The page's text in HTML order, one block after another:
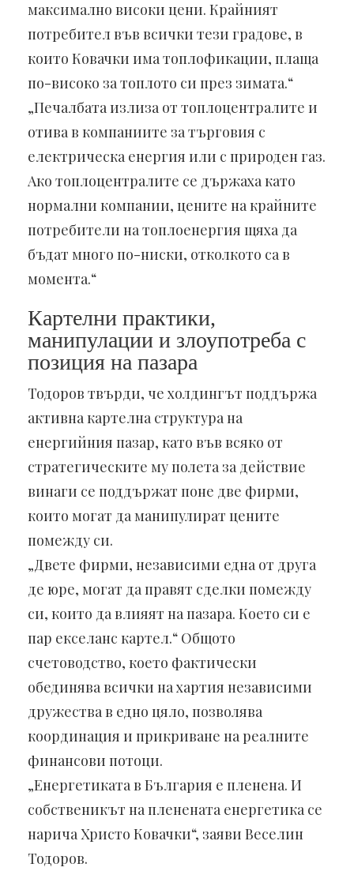
максимално високи цени. Крайният
потребител във всички тези градове, в
които Ковачки има топлофикации, плаща
по-високо за топлото си през зимата.“
„Печалбата излиза от топлоцентралите и
отива в компаниите за търговия с
електрическа енергия или с природен газ.
Ако топлоцентралите се държаха като
нормални компании, цените на крайните
потребители на топлоенергия щяха да
бъдат много по-ниски, отколкото са в
момента.“
Картелни практики,
манипулации и злоупотреба с
позиция на пазара
Тодоров твърди, че холдингът поддържа
активна картелна структура на
енергийния пазар, като във всяко от
стратегическите му полета за действие
винаги се поддържат поне две фирми,
които могат да манипулират цените
помежду си.
„Двете фирми, независими една от друга
де юре, могат да правят сделки помежду
си, които да влияят на пазара. Което си е
пар екселанс картел.“ Общото
счетоводство, което фактически
обединява всички на хартия независими
дружества в едно цяло, позволява
координация и прикриване на реалните
финансови потоци.
„Енергетиката в България е пленена. И
собственикът на пленената енергетика се
нарича Христо Ковачки“, заяви Веселин
Тодоров.